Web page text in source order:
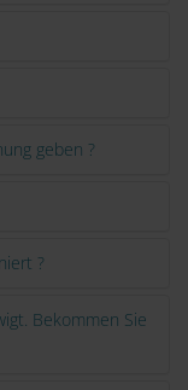
geben ?
?
Bekommen Sie